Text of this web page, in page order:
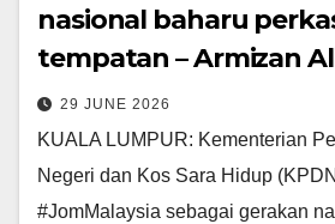
nasional baharu
tempatan – Armizan
29 JUNE 2026
KUALA LUMPUR: Kementerian
Negeri dan Kos Sara Hidup
#JomMalaysia sebagai gerakan